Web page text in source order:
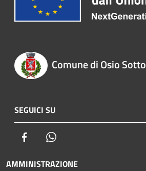
Comune di Osio Sotto
SEGUICI SU
Facebook
AMMINISTRAZIONE